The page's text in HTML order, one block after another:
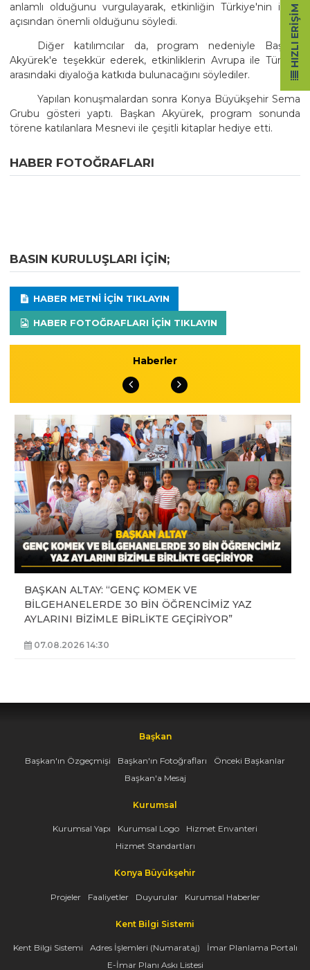
anlamlı olduğunu vurgulayarak, etkinliğin Türkiye'nin imajı
açısından önemli olduğunu söyledi.
Diğer katılımcılar da, program nedeniyle Başkan
Akyürek'e teşekkür ederek, etkinliklerin Avrupa ile Türkiye
arasındaki diyaloğa katkıda bulunacağını söylediler.
Yapılan konuşmalardan sonra Konya Büyükşehir Sema
Grubu gösteri yaptı. Başkan Akyürek, program sonunda
törene katılanlara Mesnevi ile çeşitli kitaplar hediye etti.
HABER FOTOĞRAFLARI
BASIN KURULUŞLARI IÇIN;
HABER METNI IÇIN TIKLAYIN
HABER FOTOĞRAFLARI IÇIN TIKLAYIN
Haberler
BAŞKAN ALTAY: “GENÇ KOMEK VE
BİLGEHANELERDE 30 BİN ÖĞRENCİMİZ YAZ
AYLARINI BİZİMLE BİRLİKTE GEÇİRİYOR”
07.08.2026 14:30
Başkan
Başkan'ın Özgeçmişi Başkan'ın Fotoğrafları
Önceki Başkanlar
Başkan'a Mesaj
Kurumsal
Kurumsal Yapı Kurumsal Logo
Hizmet Envanteri
Hizmet Standartları
Konya Büyükşehir
Projeler Faaliyetler Duyurular Kurumsal Haberler
Kent Bilgi Sistemi
Kent Bilgi Sistemi Adres İşlemleri (Numarataj)
İmar Planlama Portalı
E-İmar Planı Askı Listesi
HIZLI ERIŞIM